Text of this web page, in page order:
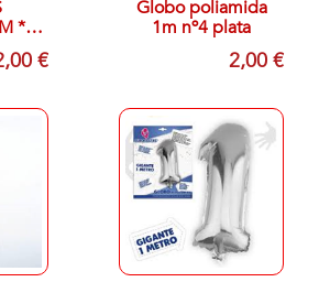
*4*
€
Globo poliamida
1m nº4 plata
2,00 €